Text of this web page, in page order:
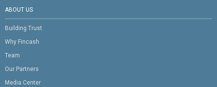
ABOUT US
Building Trust
Why Fincash
Team
Our Partners
Media Center